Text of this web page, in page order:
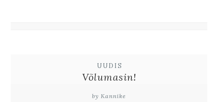
UUDIS
Võlumasin!
by Kannike